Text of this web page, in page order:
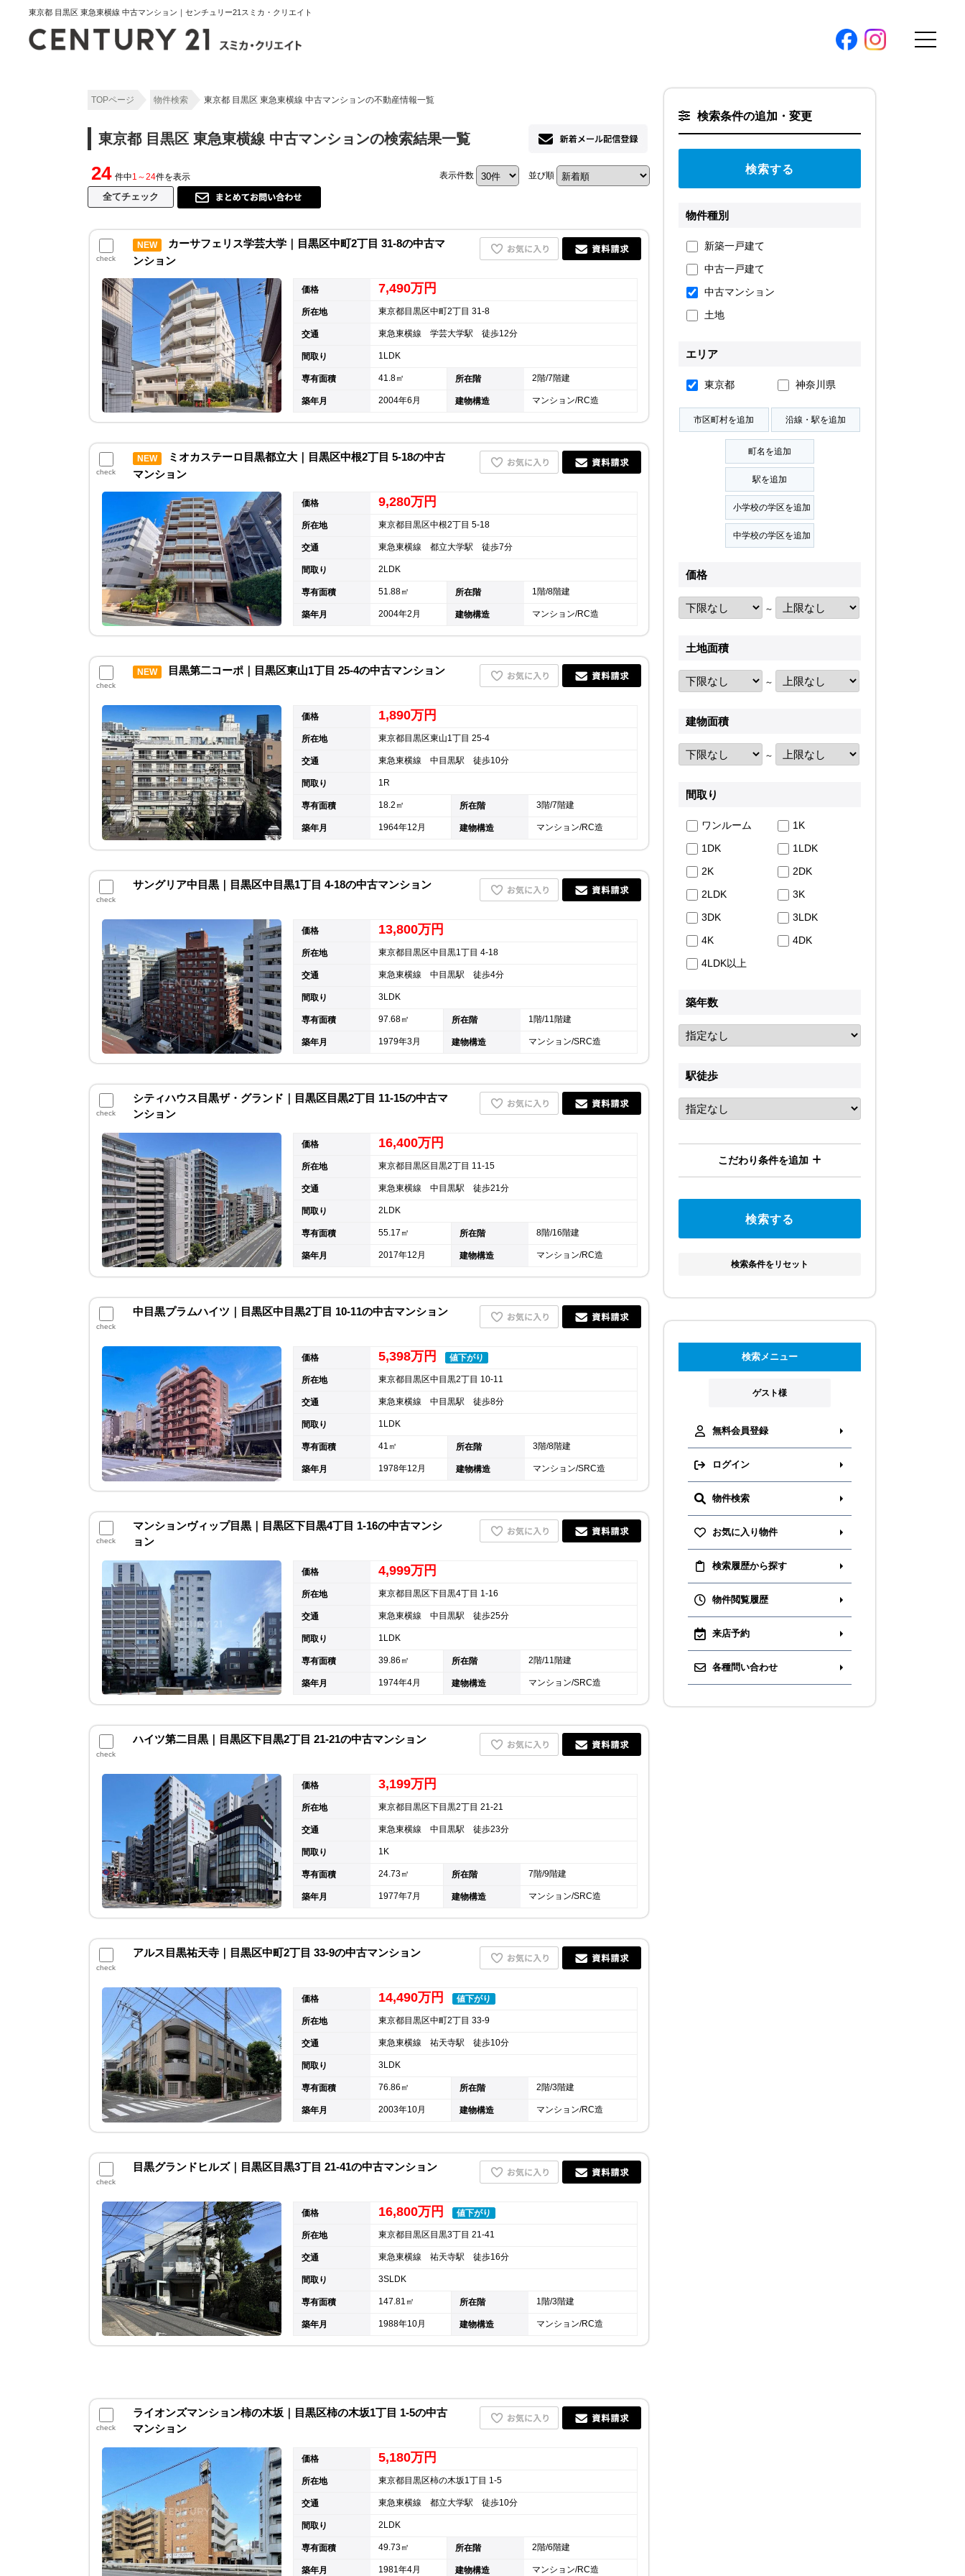
東京都 目黒区 東急東横線 中古マンション｜センチュリー21スミカ・クリエイト
渋谷オフィス（本社）
購入トップ
地図から探す
学区から探す
ログイン
お気に入り物件
物件閲覧履歴
検索履歴
TOPページ 物件検索 東京都 目黒区 東急東横線 中古マンションの不動産情報一覧
東京都 目黒区 東急東横線 中古マンションの検索結果一覧
24 件中1～24件を表示 表示件数 並び順
check
NEW
カーサフェリス学芸大学｜目黒区中町2丁目 31-8の中古マ
ンション
価格 7,490万円
所在地 東京都目黒区中町2丁目 31-8
交通 東急東横線 学芸大学駅 徒歩12分
間取り 1LDK
専有面積 41.8㎡ 所在階 2階/7階建
築年月 2004年6月 建物構造 マンション/RC造
check
NEW
ミオカステーロ目黒都立大｜目黒区中根2丁目 5-18の中古
マンション
価格 9,280万円
所在地 東京都目黒区中根2丁目 5-18
交通 東急東横線 都立大学駅 徒歩7分
間取り 2LDK
専有面積 51.88㎡ 所在階 1階/8階建
築年月 2004年2月 建物構造 マンション/RC造
check
NEW 目黒第二コーポ｜目黒区東山1丁目 25-4の中古マンション
価格 1,890万円
所在地 東京都目黒区東山1丁目 25-4
交通 東急東横線 中目黒駅 徒歩10分
間取り 1R
専有面積 18.2㎡ 所在階 3階/7階建
築年月 1964年12月 建物構造 マンション/RC造
check
サングリア中目黒｜目黒区中目黒1丁目 4-18の中古マンション
価格 13,800万円
所在地 東京都目黒区中目黒1丁目 4-18
交通 東急東横線 中目黒駅 徒歩4分
間取り 3LDK
専有面積 97.68㎡ 所在階 1階/11階建
築年月 1979年3月 建物構造 マンション/SRC造
check
シティハウス目黒ザ・グランド｜目黒区目黒2丁目 11-15の中古マ
ンション
価格 16,400万円
所在地 東京都目黒区目黒2丁目 11-15
交通 東急東横線 中目黒駅 徒歩21分
間取り 2LDK
専有面積 55.17㎡ 所在階 8階/16階建
築年月 2017年12月 建物構造 マンション/RC造
check
中目黒プラムハイツ｜目黒区中目黒2丁目 10-11の中古マンション
価格 5,398万円 値下がり
所在地 東京都目黒区中目黒2丁目 10-11
交通 東急東横線 中目黒駅 徒歩8分
間取り 1LDK
専有面積 41㎡ 所在階 3階/8階建
築年月 1978年12月 建物構造 マンション/SRC造
check
マンションヴィップ目黒｜目黒区下目黒4丁目 1-16の中古マンシ
ョン
価格 4,999万円
所在地 東京都目黒区下目黒4丁目 1-16
交通 東急東横線 中目黒駅 徒歩25分
間取り 1LDK
専有面積 39.86㎡ 所在階 2階/11階建
築年月 1974年4月 建物構造 マンション/SRC造
check
ハイツ第二目黒｜目黒区下目黒2丁目 21-21の中古マンション
価格 3,199万円
所在地 東京都目黒区下目黒2丁目 21-21
交通 東急東横線 中目黒駅 徒歩23分
間取り 1K
専有面積 24.73㎡ 所在階 7階/9階建
築年月 1977年7月 建物構造 マンション/SRC造
check
アルス目黒祐天寺｜目黒区中町2丁目 33-9の中古マンション
価格 14,490万円 値下がり
所在地 東京都目黒区中町2丁目 33-9
交通 東急東横線 祐天寺駅 徒歩10分
間取り 3LDK
専有面積 76.86㎡ 所在階 2階/3階建
築年月 2003年10月 建物構造 マンション/RC造
check
目黒グランドヒルズ｜目黒区目黒3丁目 21-41の中古マンション
価格 16,800万円 値下がり
所在地 東京都目黒区目黒3丁目 21-41
交通 東急東横線 祐天寺駅 徒歩16分
間取り 3SLDK
専有面積 147.81㎡ 所在階 1階/3階建
築年月 1988年10月 建物構造 マンション/RC造
check
ライオンズマンション柿の木坂｜目黒区柿の木坂1丁目 1-5の中古
マンション
価格 5,180万円
所在地 東京都目黒区柿の木坂1丁目 1-5
交通 東急東横線 都立大学駅 徒歩10分
間取り 2LDK
専有面積 49.73㎡ 所在階 2階/6階建
築年月 1981年4月 建物構造 マンション/RC造
検索条件の追加・変更
物件種別
新築一戸建て
中古一戸建て
中古マンション
土地
エリア
東京都 神奈川県
価格
～
土地面積
～
建物面積
～
間取り
ワンルーム
1K
1DK
1LDK
2K
2DK
2LDK
3K
3DK
3LDK
4K
4DK
4LDK以上
築年数
駅徒歩
こだわり条件を追加
検索条件をリセット
検索メニュー
ゲスト様
無料会員登録
ログイン
物件検索
お気に入り物件
検索履歴から探す
物件閲覧履歴
来店予約
各種問い合わせ